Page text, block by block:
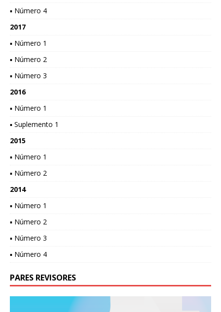
▪ Número 4
2017
▪ Número 1
▪ Número 2
▪ Número 3
2016
▪ Número 1
▪ Suplemento 1
2015
▪ Número 1
▪ Número 2
2014
▪ Número 1
▪ Número 2
▪ Número 3
▪ Número 4
PARES REVISORES